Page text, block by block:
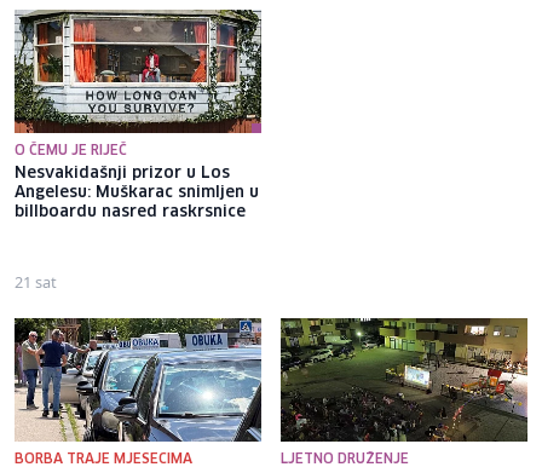
O ČEMU JE RIJEČ
Nesvakidašnji prizor u Los
Angelesu: Muškarac snimljen u
billboardu nasred raskrsnice
21 sat
BORBA TRAJE MJESECIMA LJETNO DRUŽENJE